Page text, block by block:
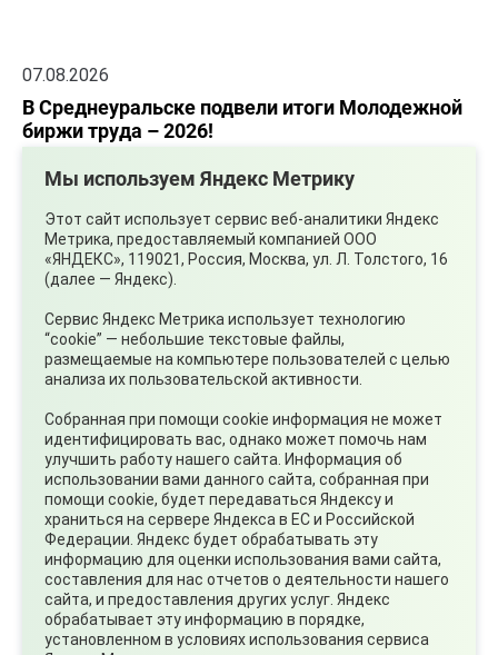
07.08.2026
В Среднеуральске подвели итоги Молодежной
биржи труда – 2026!
Ожидаются сильные ливни
Мы используем Яндекс Метрику
Этот сайт использует сервис веб-аналитики Яндекс
Метрика, предоставляемый компанией ООО
«ЯНДЕКС», 119021, Россия, Москва, ул. Л. Толстого, 16
(далее — Яндекс).
Сервис Яндекс Метрика использует технологию
“cookie” — небольшие текстовые файлы,
размещаемые на компьютере пользователей с целью
анализа их пользовательской активности.
Собранная при помощи cookie информация не может
идентифицировать вас, однако может помочь нам
улучшить работу нашего сайта. Информация об
использовании вами данного сайта, собранная при
помощи cookie, будет передаваться Яндексу и
храниться на сервере Яндекса в ЕС и Российской
Федерации. Яндекс будет обрабатывать эту
информацию для оценки использования вами сайта,
составления для нас отчетов о деятельности нашего
сайта, и предоставления других услуг. Яндекс
обрабатывает эту информацию в порядке,
установленном в условиях использования сервиса